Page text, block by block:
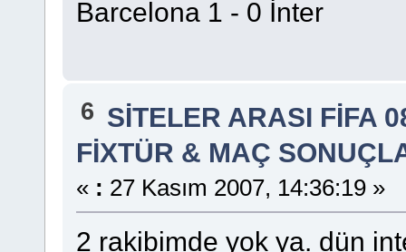
Barcelona 1 - 0 İnter
6 SİTELER ARASI FİFA
FİXTÜR & MAÇ
« : 27 Kasım 2007, 14:36:19 »
2 rakibimde yok ya. dün